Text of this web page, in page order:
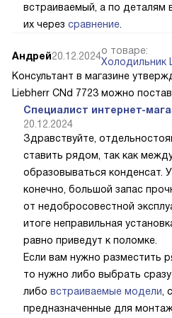
встраиваемый, а по деталям
их через сравнение
Андрей20.12.2024о товаре:
Холодильник
Консультант в магазине
Liebherr CNd 7723 можно
Специалист интернет-
20.12.2024
Здравствуйте,
ставить рядом, так как
образовываться конденсат.
конечно, большой запас
от недобросовестной
итоге неправильная
равно приведут к поломке.
Если вам нужно разместить
то нужно либо выбрать
либо встраиваемые модели ,
предназначенные для